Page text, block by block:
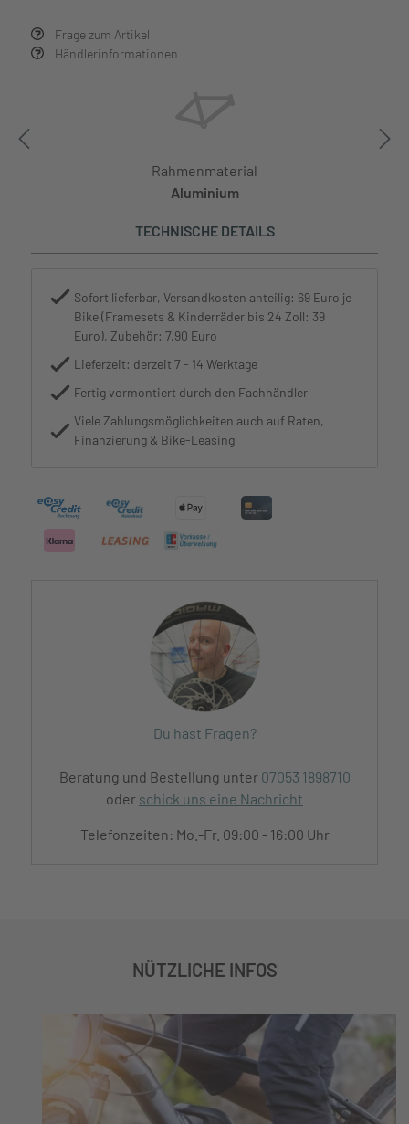
Frage zum Artikel
Händlerinformationen
Rahmenmaterial
Aluminium
TECHNISCHE DETAILS
Sofort lieferbar, Versandkosten anteilig: 69 Euro je
Bike (Framesets & Kinderräder bis 24 Zoll: 39
Euro), Zubehör: 7,90 Euro
Lieferzeit: derzeit 7 - 14 Werktage
Fertig vormontiert durch den Fachhändler
Viele Zahlungsmöglichkeiten auch auf Raten,
Finanzierung & Bike-Leasing
Du hast Fragen?
Beratung und Bestellung unter 07053 1898710
oder schick uns eine Nachricht
Telefonzeiten: Mo.-Fr. 09:00 - 16:00 Uhr
NÜTZLICHE INFOS